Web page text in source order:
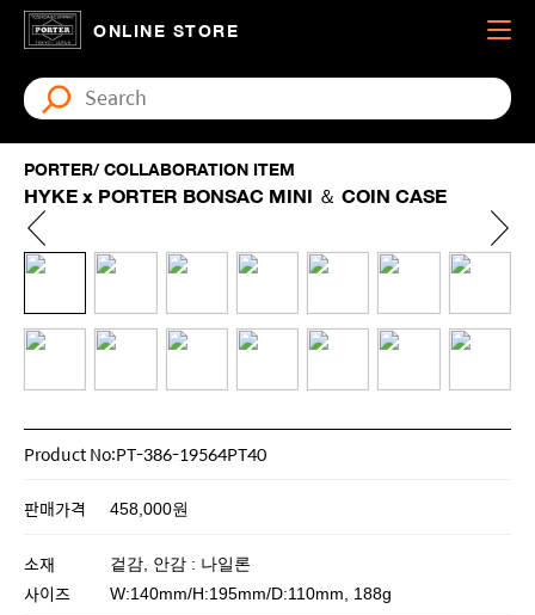
ONLINE STORE
PORTER/ COLLABORATION ITEM
HYKE x PORTER BONSAC MINI ＆ COIN CASE
Product No:PT-386-19564PT40
판매가격 458,000원
소재 겉감, 안감 : 나일론
사이즈 W:140mm/H:195mm/D:110mm, 188g